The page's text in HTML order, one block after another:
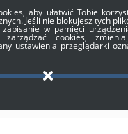
aby ułatwić Tobie
Jeśli nie blokujesz tych
w pamięci
zarządzać cookies,
ustawienia przeglądarki